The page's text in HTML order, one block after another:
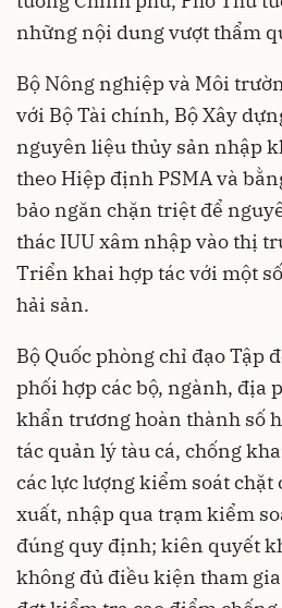
những nội dung vượt thẩm
Bộ Nông nghiệp và Môi
với Bộ Tài chính, Bộ Xây
nguyên liệu thủy sản nhập
theo Hiệp định PSMA và
bảo ngăn chặn triệt để
thác IUU xâm nhập vào thị
Triển khai hợp tác với một
hải sản.
Bộ Quốc phòng chỉ đạo Tập
phối hợp các bộ, ngành, địa
khẩn trương hoàn thành số
tác quản lý tàu cá, chống
các lực lượng kiểm soát chặt
xuất, nhập qua trạm kiểm
đúng quy định; kiên quyết
không đủ điều kiện tham